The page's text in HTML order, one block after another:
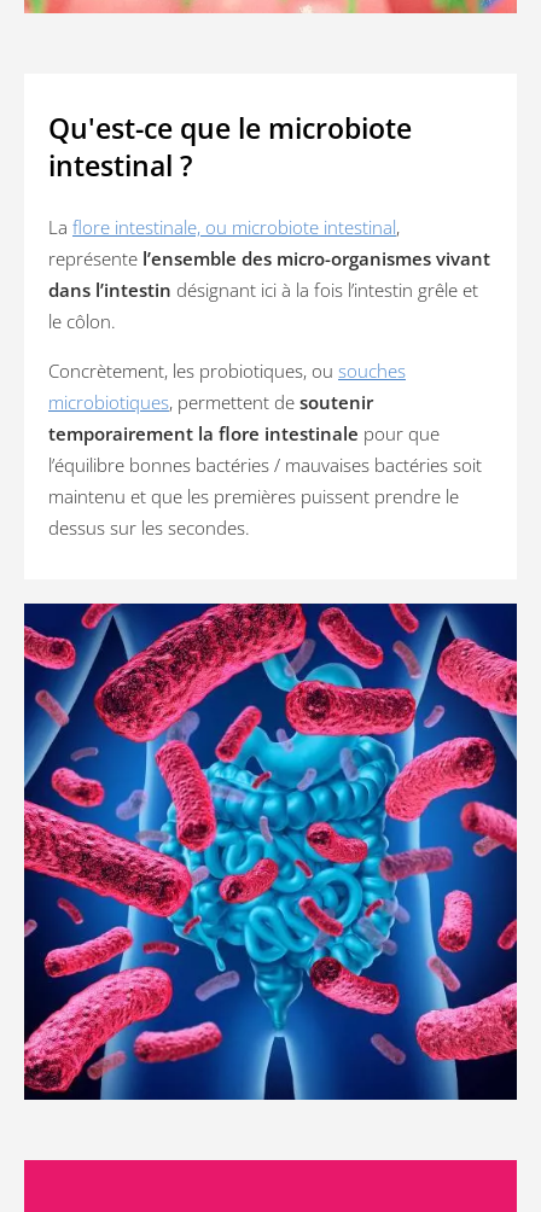
Qu'est-ce que le microbiote
intestinal ?
La flore intestinale, ou microbiote intestinal,
représente l’ensemble des micro-organismes vivant
dans l’intestin désignant ici à la fois l’intestin grêle et
le côlon.
Concrètement, les probiotiques, ou souches
microbiotiques, permettent de soutenir
temporairement la flore intestinale pour que
l’équilibre bonnes bactéries / mauvaises bactéries soit
maintenu et que les premières puissent prendre le
dessus sur les secondes.